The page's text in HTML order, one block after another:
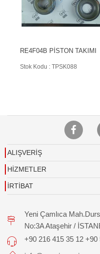
RE4F04B PİSTON TAKIMI
Stok Kodu : TPSK088
ALIŞVERİŞ
HİZMETLER
İRTİBAT
Yeni Çamlıca
No:3A Ataşehir /
+90 216 415 35 12 +90